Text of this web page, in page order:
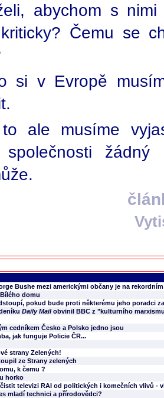
abychom s
Čemu se
si v Evropě
ale musíme
Bushe mezi americkými občany je na
domu
pokud bude proti některému jeho poradci
Daily Mailobvinil BBC z "kulturního
cedníkem Česko a Polsko jedno jsou
jak funguje Policie ČR...
strany Zelených!
ze Strany zelených
k čemu ?
horko
televizi RAI od politických i komečních vlivů -
mladí technici a přírodovědci?